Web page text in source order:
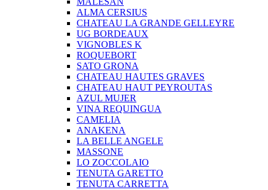
ALMA CERSIUS
CHATEAU LA GRANDE GELLEYRE
UG BORDEAUX
VIGNOBLES K
ROQUEBORT
SATO GRONA
CHATEAU HAUTES GRAVES
CHATEAU HAUT PEYROUTAS
AZUL MUJER
VINA REQUINGUA
CAMELIA
ANAKENA
LA BELLE ANGELE
MASSONE
LO ZOCCOLAIO
TENUTA GARETTO
TENUTA CARRETTA